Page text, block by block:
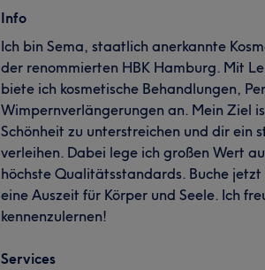
Info
Ich bin Sema, staatlich anerkannte
der renommierten HBK Hamburg. Mit
biete ich kosmetische Behandlungen,
Wimpernverlängerungen an. Mein Ziel
Schönheit zu unterstreichen und dir ein
verleihen. Dabei lege ich großen Wert
höchste Qualitätsstandards. Buche
eine Auszeit für Körper und Seele. Ich
kennenzulernen!
Services